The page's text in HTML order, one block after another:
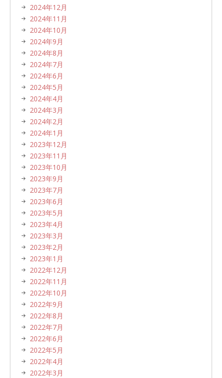
2024年12月
2024年11月
2024年10月
2024年9月
2024年8月
2024年7月
2024年6月
2024年5月
2024年4月
2024年3月
2024年2月
2024年1月
2023年12月
2023年11月
2023年10月
2023年9月
2023年7月
2023年6月
2023年5月
2023年4月
2023年3月
2023年2月
2023年1月
2022年12月
2022年11月
2022年10月
2022年9月
2022年8月
2022年7月
2022年6月
2022年5月
2022年4月
2022年3月